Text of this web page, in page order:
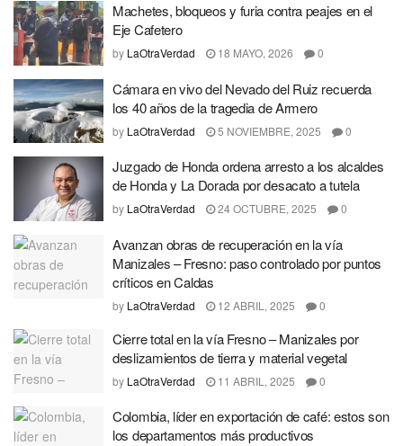
Machetes, bloqueos y furia contra peajes en el
Eje Cafetero
by LaOtraVerdad 18 MAYO, 2026 0
Cámara en vivo del Nevado del Ruiz recuerda
los 40 años de la tragedia de Armero
by LaOtraVerdad 5 NOVIEMBRE, 2025 0
Juzgado de Honda ordena arresto a los alcaldes
de Honda y La Dorada por desacato a tutela
by LaOtraVerdad 24 OCTUBRE, 2025 0
Avanzan obras de recuperación en la vía
Manizales – Fresno: paso controlado por puntos
críticos en Caldas
by LaOtraVerdad 12 ABRIL, 2025 0
Cierre total en la vía Fresno – Manizales por
deslizamientos de tierra y material vegetal
by LaOtraVerdad 11 ABRIL, 2025 0
Colombia, líder en exportación de café: estos son
los departamentos más productivos